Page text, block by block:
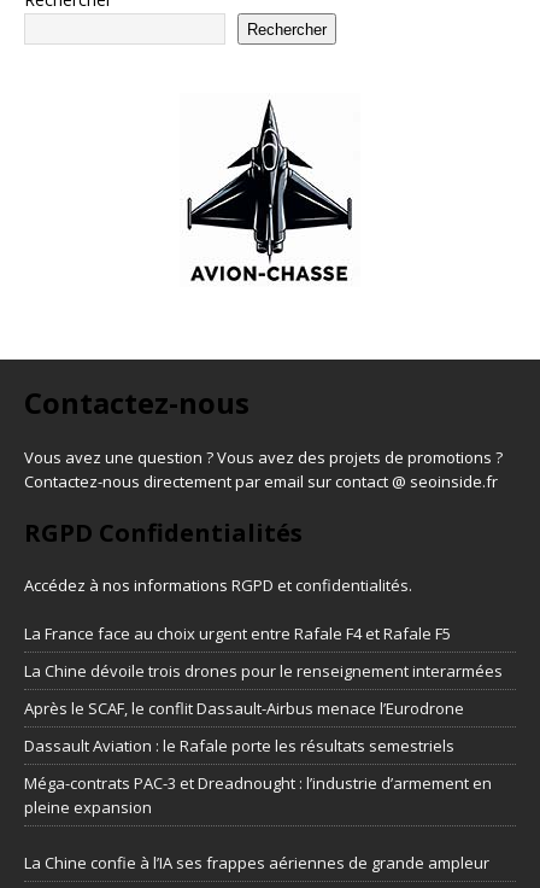
Rechercher
Contactez-nous
Vous avez une question ? Vous avez des projets de promotions ?
Contactez-nous directement par email sur contact @ seoinside.fr
RGPD Confidentialités
Accédez à nos informations RGPD et confidentialités.
La France face au choix urgent entre Rafale F4 et Rafale F5
La Chine dévoile trois drones pour le renseignement interarmées
Après le SCAF, le conflit Dassault-Airbus menace l’Eurodrone
Dassault Aviation : le Rafale porte les résultats semestriels
Méga-contrats PAC-3 et Dreadnought : l’industrie d’armement en
pleine expansion
La Chine confie à l’IA ses frappes aériennes de grande ampleur